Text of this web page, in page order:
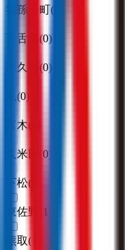
我孫子町(
百舌鳥 (0)
津久野 (0)
(0)
富木(
久米田 (0
下松(
東佐野 1
熊取(